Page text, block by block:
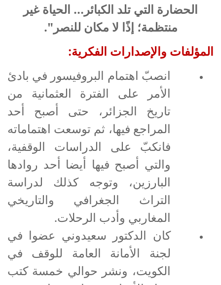
الحضارة التي تلد الكبائر... الحياة غير
منتظمة؛ إذًا لا مكان للنصر".
المؤلفات والإصدارات الفكرية:
انصبّ اهتمام البروفيسور في بادئ
الأمر على الفترة العثمانية من
تاريخ الجزائر، حتى أصبح أحد
المراجع فيها، ثم توسعت اهتماماته
فانكبّ على الدراسات الوقفية،
والتي أصبح فيها أيضا أحد روادها
البارزين، وتوجه كذلك لدراسة
التراث الجغرافي والتاريخي
المغاربي وأدب الرحلات.
كان الدكتور سعيدوني عضوا في
لجنة الأمانة العامة للوقف في
الكويت، ونشر حوالي خمسة كتب